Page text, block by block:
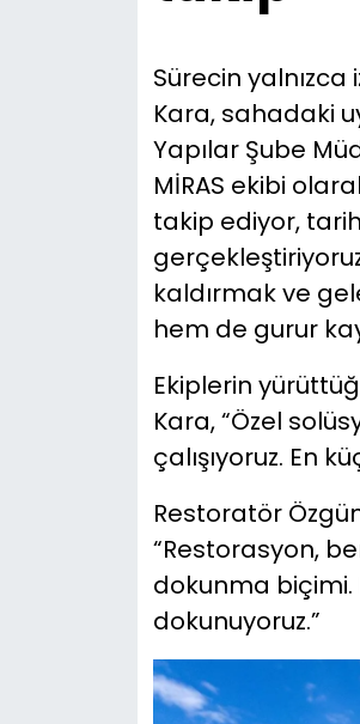
Sürecin yalnızca
Kara, sahadaki
Yapılar Şube
MİRAS ekibi
takip ediyor,
kaldırmak ve
hem de gurur
Ekiplerin
Kara, “Özel
çalışıyoruz. En
Restoratör
“Restorasyon,
dokunma
dokunuyoruz.”